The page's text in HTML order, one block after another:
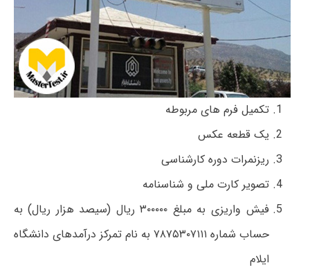
تکمیل فرم های مربوطه
یک قطعه عکس
ریزنمرات دوره کارشناسی
تصویر کارت ملی و شناسنامه
فیش واریزی به مبلغ ۳۰۰۰۰۰ ریال (سیصد هزار ریال) به
حساب شماره ۷۸۷۵۳۰۷۱۱۱ به نام تمرکز درآمدهای دانشگاه
ایلام